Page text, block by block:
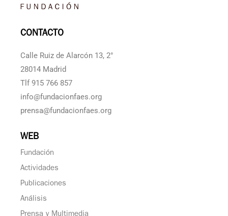
CONTACTO
Calle Ruiz de Alarcón 13, 2°
28014 Madrid
Tlf 915 766 857
info@fundacionfaes.org
prensa@fundacionfaes.org
WEB
Fundación
Actividades
Publicaciones
Análisis